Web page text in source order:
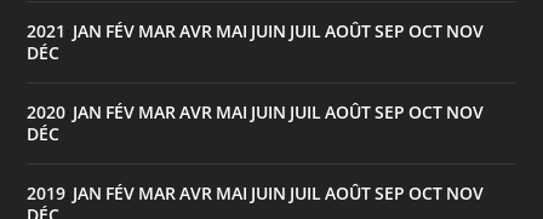
2021 JAN FÉV MARAVR MAI JUIN JUILAOÛTSEP OCT NOV
DÉC
2020 JAN FÉV MARAVR MAI JUIN JUILAOÛTSEP OCT NOV
DÉC
2019 JAN FÉV MARAVR MAI JUIN JUILAOÛTSEP OCT NOV